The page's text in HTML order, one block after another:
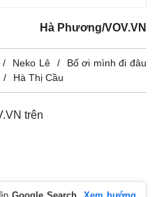
Hà Phương/VOV.VN
Neko Lê
Bố ơi mình đi đâu
Hà Thị Cầu
trên